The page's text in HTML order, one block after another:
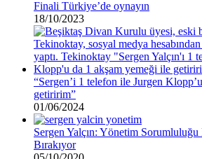
Finali Türkiye’de oynayın
18/10/2023
“Sergen’i 1 telefon ile Jurgen
getiririm”
01/06/2024
Sergen Yalçın: Yönetim
Bırakıyor